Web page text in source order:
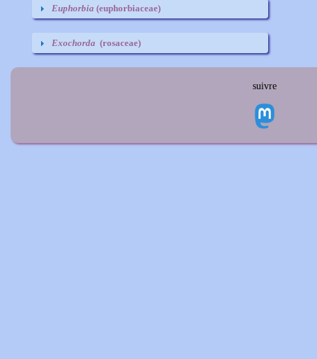
Euphorbia (euphorbiaceae)
Exochorda (rosaceae)
suivre